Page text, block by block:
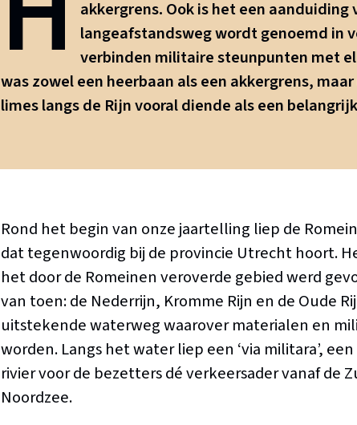
akkergrens. Ook is het een aanduiding
langeafstandsweg wordt genoemd in
verbinden militaire steunpunten met
was zowel een heerbaan als een akkergrens,
limes langs de Rijn vooral diende als een
Rond het begin van onze jaartelling liep de
dat tegenwoordig bij de provincie Utrecht hoort.
het door de Romeinen veroverde gebied werd
van toen: de Nederrijn, Kromme Rijn en de Oude
uitstekende waterweg waarover materialen en
worden. Langs het water liep een ‘via militara’,
rivier voor de bezetters dé verkeersader vanaf de
Noordzee.